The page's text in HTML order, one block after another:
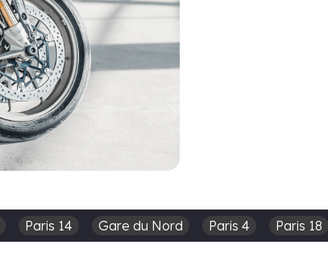
Paris 14 Gare du Nord Paris 4 Paris 18